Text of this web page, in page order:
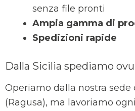
senza file pronti
Ampia gamma di
Spedizioni rapide
Dalla Sicilia spediamo
Operiamo dalla nostra sede
(Ragusa), ma lavoriamo